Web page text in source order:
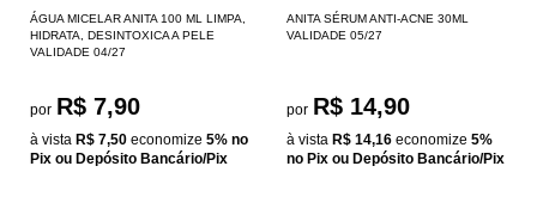
ÁGUA MICELAR ANITA 100 ML LIMPA,
HIDRATA, DESINTOXICA A PELE
VALIDADE 04/27
por R$ 7,90
à vista R$ 7,50 economize 5% no
Pix ou Depósito Bancário/Pix
ANITA SÉRUM ANTI-ACNE 30ML
VALIDADE 05/27
por R$ 14,90
à vista R$ 14,16 economize 5%
no Pix ou Depósito Bancário/Pix